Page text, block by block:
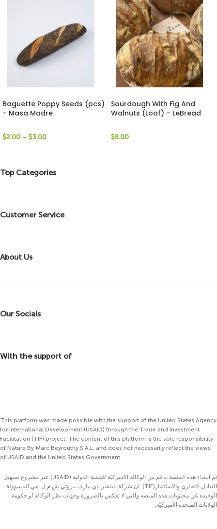
Baguette Poppy Seeds (pcs)
– Masa Madre
$2.00 – $3.00
Sourdough With Fig And
Walnuts (Loaf) – LeBread
$8.00
Top Categories
Customer Service
About Us
Our Socials
With the support of
This platform was made possible with the support of the United States Agency
for International Development (USAID) through the Trade and Investment
Facilitation (TIF) project. The content of this platform is the sole responsibility
of Nature By Marc Beyrouthy S.A.L. and does not necessarily reflect the views
of USAID and the United States Government.
تم انشاء هذه المنصة بدعم من الوكالة الاميركيّة للتنمية الدولية (USAID) عبر مشروع تسهيل
التبادل التجاري والاستثمار(TIF). ان شركة نايتشر باي مارك بيروتي ش.م.ل. هي المسؤولة
الوحيدة عن محتويات هذه المنصة والتي لا تعكس بالضرورة وجهات نظر الوكالة أو حكومة
الولايات المتحدة الأميركيّة.